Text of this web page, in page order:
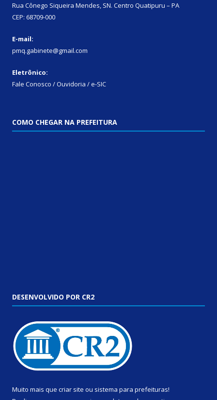
Rua Cônego Siqueira Mendes, SN. Centro Quatipuru – PA
CEP: 68709-000
E-mail:
pmq.gabinete@gmail.com
Eletrônico:
Fale Conosco / Ouvidoria / e-SIC
COMO CHEGAR NA PREFEITURA
DESENVOLVIDO POR CR2
Muito mais que criar site ou sistema para prefeituras!